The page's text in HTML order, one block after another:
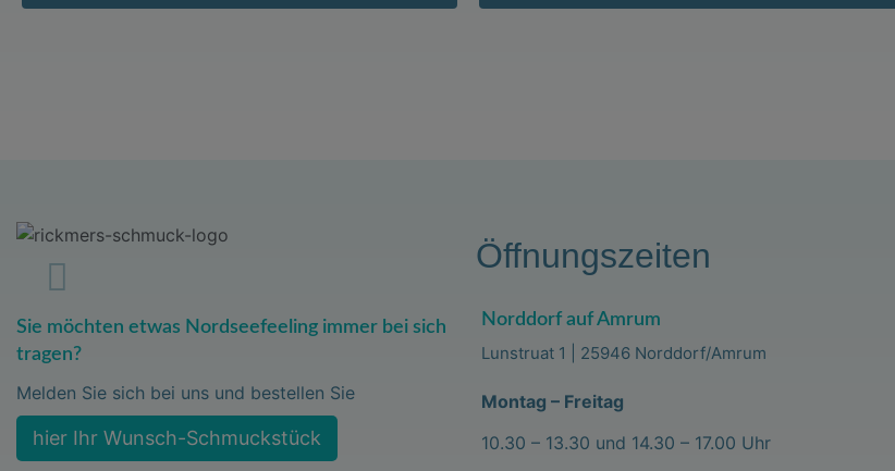
Öffnungszeiten
Sie möchten etwas Nordseefeeling immer bei sich
tragen?
Melden Sie sich bei uns und bestellen Sie
hier Ihr Wunsch-Schmuckstück
Norddorf auf Amrum
Lunstruat 1 | 25946 Norddorf/Amrum
Montag – Freitag
10.30 – 13.30 und 14.30 – 17.00 Uhr